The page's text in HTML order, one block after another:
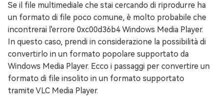
Se il file multimediale che stai cercando di riprodurre ha
un formato di file poco comune, è molto probabile che
incontrerai l'errore 0xc00d36b4 Windows Media Player.
In questo caso, prendi in considerazione la possibilità di
convertirlo in un formato popolare supportato da
Windows Media Player. Ecco i passaggi per convertire un
formato di file insolito in un formato supportato
tramite VLC Media Player.